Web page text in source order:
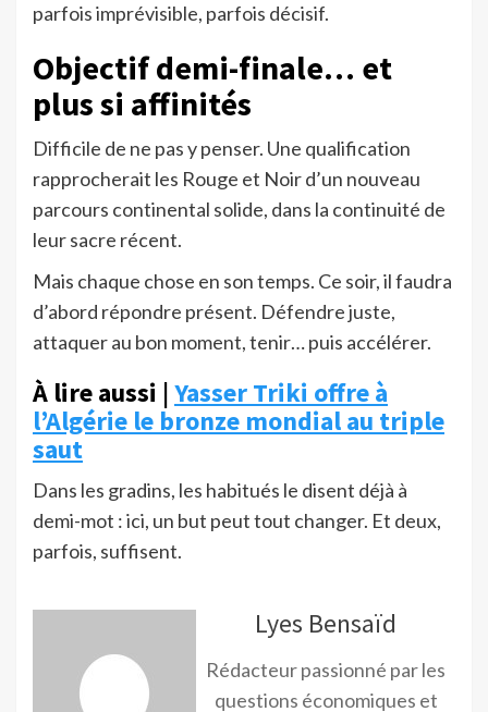
parfois imprévisible, parfois décisif.
Objectif demi-finale… et
plus si affinités
Difficile de ne pas y penser. Une qualification
rapprocherait les Rouge et Noir d’un nouveau
parcours continental solide, dans la continuité de
leur sacre récent.
Mais chaque chose en son temps. Ce soir, il faudra
d’abord répondre présent. Défendre juste,
attaquer au bon moment, tenir… puis accélérer.
À lire aussi |Yasser Triki offre à
l’Algérie le bronze mondial au triple
saut
Dans les gradins, les habitués le disent déjà à
demi-mot : ici, un but peut tout changer. Et deux,
parfois, suffisent.
Lyes Bensaïd
Rédacteur passionné par les
questions économiques et